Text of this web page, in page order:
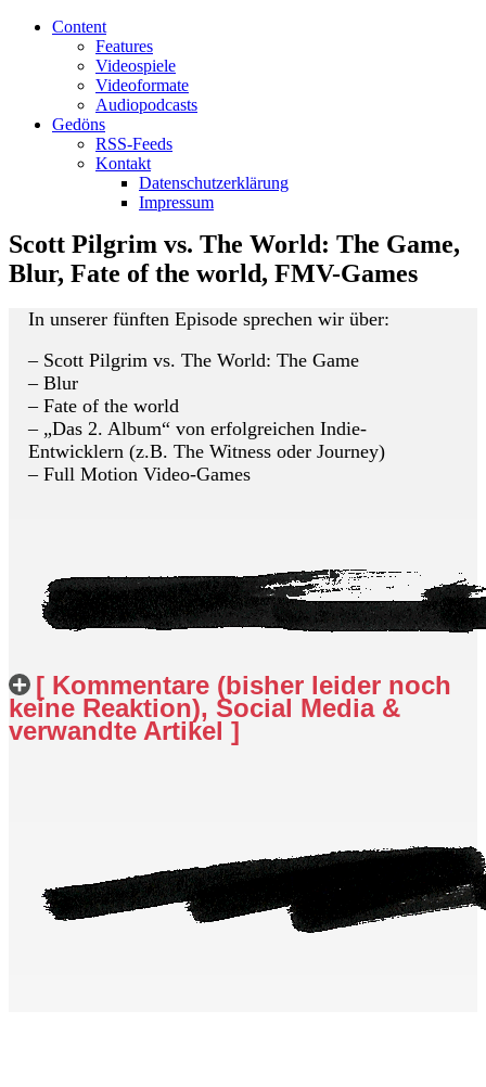
Content
Features
Videospiele
Videoformate
Audiopodcasts
Gedöns
RSS-Feeds
Kontakt
Datenschutzerklärung
Impressum
Scott Pilgrim vs. The World: The Game,
Blur, Fate of the world, FMV-Games
In unserer fünften Episode sprechen wir über:
– Scott Pilgrim vs. The World: The Game
– Blur
– Fate of the world
– „Das 2. Album“ von erfolgreichen Indie-
Entwicklern (z.B. The Witness oder Journey)
– Full Motion Video-Games
[ Kommentare (bisher leider noch
keine Reaktion), Social Media &
verwandte Artikel ]